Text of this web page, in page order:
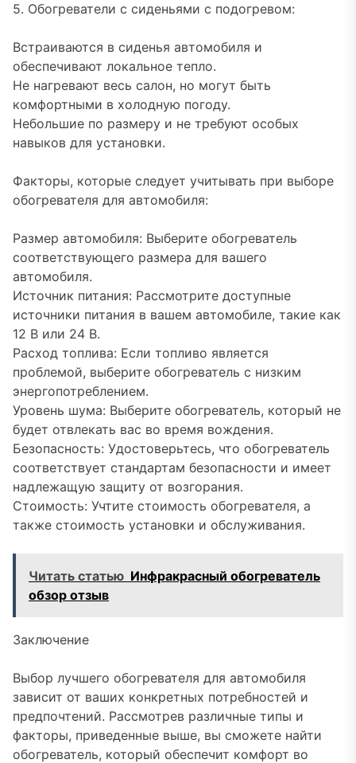
5. Обогреватели с сиденьями с подогревом:
Встраиваются в сиденья автомобиля и
обеспечивают локальное тепло.
Не нагревают весь салон, но могут быть
комфортными в холодную погоду.
Небольшие по размеру и не требуют особых
навыков для установки.
Факторы, которые следует учитывать при выборе
обогревателя для автомобиля:
Размер автомобиля: Выберите обогреватель
соответствующего размера для вашего
автомобиля.
Источник питания: Рассмотрите доступные
источники питания в вашем автомобиле, такие как
12 В или 24 В.
Расход топлива: Если топливо является
проблемой, выберите обогреватель с низким
энергопотреблением.
Уровень шума: Выберите обогреватель, который не
будет отвлекать вас во время вождения.
Безопасность: Удостоверьтесь, что обогреватель
соответствует стандартам безопасности и имеет
надлежащую защиту от возгорания.
Стоимость: Учтите стоимость обогревателя, а
также стоимость установки и обслуживания.
Читать статью Инфракрасный обогреватель
обзор отзыв
Заключение
Выбор лучшего обогревателя для автомобиля
зависит от ваших конкретных потребностей и
предпочтений. Рассмотрев различные типы и
факторы, приведенные выше, вы сможете найти
обогреватель, который обеспечит комфорт во